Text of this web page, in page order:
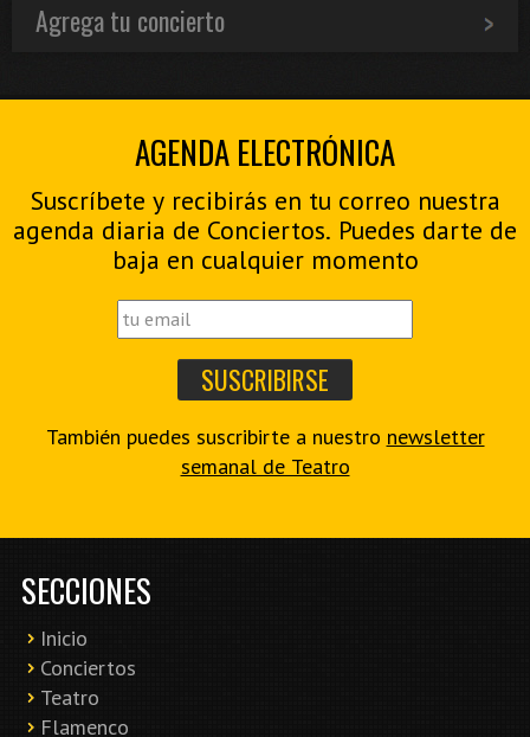
Agrega tu concierto
AGENDA ELECTRÓNICA
Suscríbete y recibirás en tu correo nuestra
agenda diaria de Conciertos. Puedes darte de
baja en cualquier momento
También puedes suscribirte a nuestro newsletter
semanal de Teatro
SECCIONES
Inicio
Conciertos
Teatro
Flamenco